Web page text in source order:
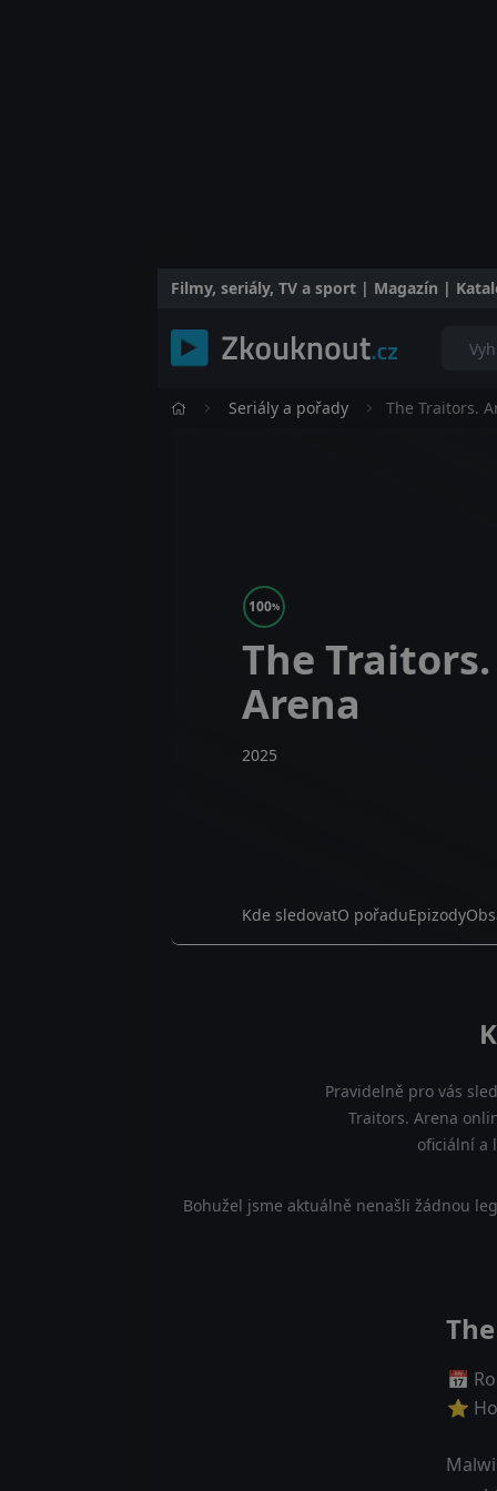
Filmy, seriály, TV a sport | Magazín |
Seriály a pořady The Traitors.
100%
The Traitors.
Arena
2025
Kde sledovatO pořaduEpizody
Pravidelně pro vás
Traitors. Arena
oficiální a
Bohužel jsme aktuálně nenašli žádnou
📅
⭐